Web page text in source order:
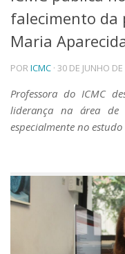
Telefones e Mapas
Pessoas
Ensino
Graduação
Educação a
Cursos de Extensão
Pesquisa e Inovação
Pós-doutorado
Iniciação Científica
Transferência de
Empresas Juniores
Extensão à
falecimento da
Maria
PORICMC · 30 DE JUNHO
Professora do ICMC
liderança na área de
especialmente no